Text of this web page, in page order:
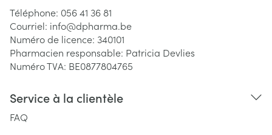
Téléphone: 056 41 36 81
Courriel: info@dpharma.be
Numéro de licence: 340101
Pharmacien responsable: Patricia Devlies
Numéro TVA: BE0877804765
Service à la clientèle
FAQ